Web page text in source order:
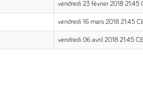
vendredi 23 février 2018 21:45
vendredi 16 mars 2018 21:45
vendredi 06 avril 2018 21:45